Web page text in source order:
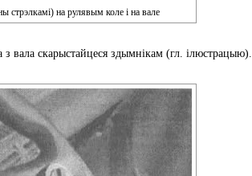
стрэлкамі) на рулявым коле і на вале
з вала скарыстайцеся здымнікам (гл. ілюстрацыю).